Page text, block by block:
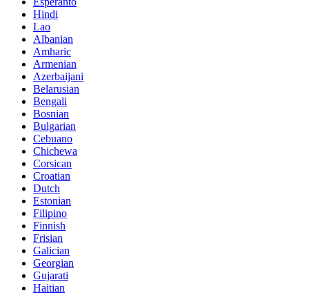
Hindi
Lao
Albanian
Amharic
Armenian
Azerbaijani
Belarusian
Bengali
Bosnian
Bulgarian
Cebuano
Chichewa
Corsican
Croatian
Dutch
Estonian
Filipino
Finnish
Frisian
Galician
Georgian
Gujarati
Haitian